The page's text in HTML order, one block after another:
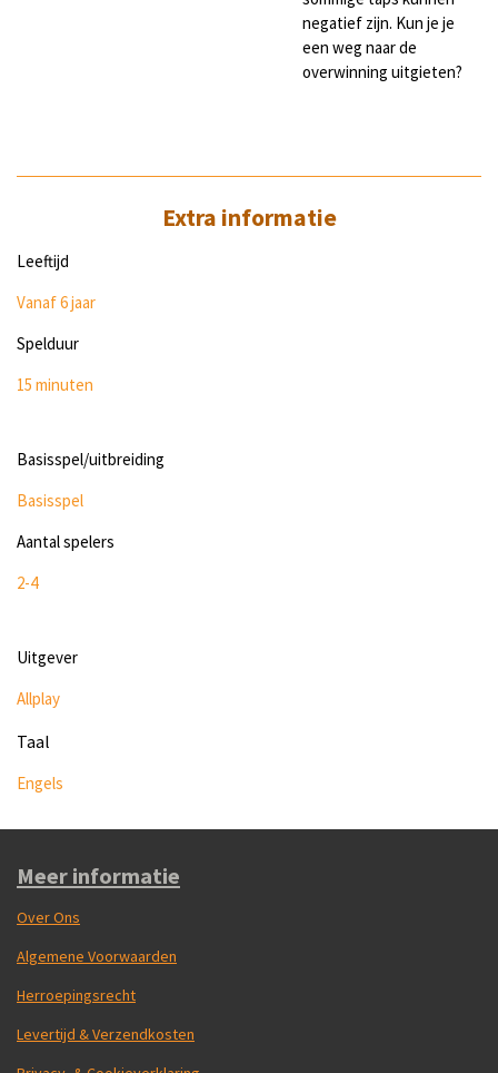
negatief zijn. Kun je je
een weg naar de
overwinning uitgieten?
Extra informatie
Leeftijd
Vanaf 6jaar
Spelduur
15 minuten
Basisspel/uitbreiding
Basisspel
Aantal spelers
2-4
Uitgever
Allplay
Taal
Engels
Meer informatie
Over Ons
Algemene Voorwaarden
Herroepingsrecht
Levertijd & Verzendkosten